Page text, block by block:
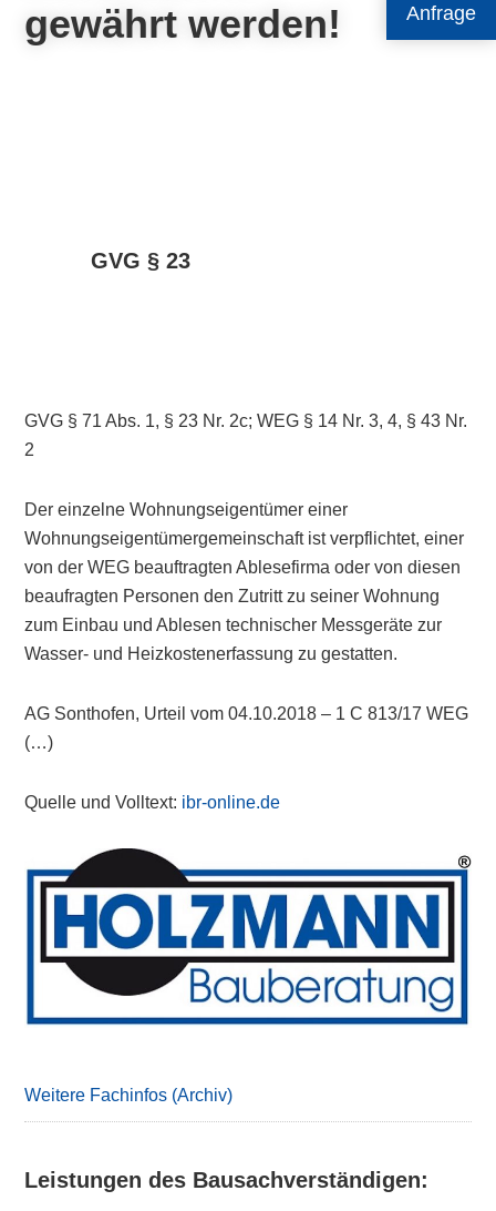
Anfrage
gewährt werden!
GVG § 23
GVG § 71 Abs. 1, § 23 Nr. 2c; WEG § 14 Nr. 3, 4, § 43 Nr.
2
Der einzelne Wohnungseigentümer einer
Wohnungseigentümergemeinschaft ist verpflichtet, einer
von der WEG beauftragten Ablesefirma oder von diesen
beaufragten Personen den Zutritt zu seiner Wohnung
zum Einbau und Ablesen technischer Messgeräte zur
Wasser- und Heizkostenerfassung zu gestatten.
AG Sonthofen, Urteil vom 04.10.2018 – 1 C 813/17 WEG
(…)
Quelle und Volltext: ibr-online.de
Primary
Sidebar
Weitere Fachinfos (Archiv)
Leistungen des Bausachverständigen: